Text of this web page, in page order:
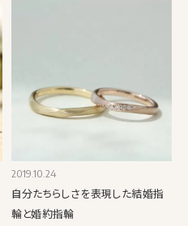
2019.10.24
自分たちらしさを表現した結婚指
輪と婚約指輪